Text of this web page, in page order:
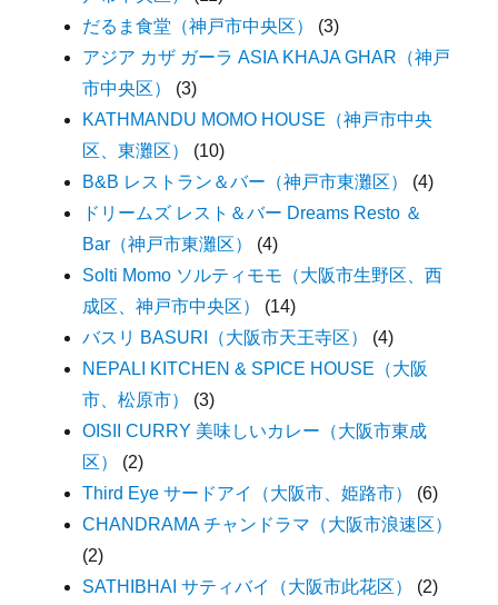
だるま食堂（神戸市中央区）
(3)
アジア カザ ガーラ ASIA KHAJA GHAR（神戸
市中央区）
(3)
KATHMANDU MOMO HOUSE（神戸市中央
区、東灘区）
(10)
B&B レストラン＆バー（神戸市東灘区）
(4)
ドリームズ レスト＆バー Dreams Resto ＆
Bar（神戸市東灘区）
(4)
Solti Momo ソルティモモ（大阪市生野区、西
成区、神戸市中央区）
(14)
バスリ BASURI（大阪市天王寺区）
(4)
NEPALI KITCHEN & SPICE HOUSE（大阪
市、松原市）
(3)
OISII CURRY 美味しいカレー（大阪市東成
区）
(2)
Third Eye サードアイ（大阪市、姫路市）
(6)
CHANDRAMA チャンドラマ（大阪市浪速区）
(2)
SATHIBHAI サティバイ（大阪市此花区）
(2)